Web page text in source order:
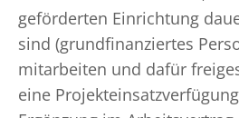
geförderten Einrichtung
sind (grundfinanziertes
mitarbeiten und dafür
eine